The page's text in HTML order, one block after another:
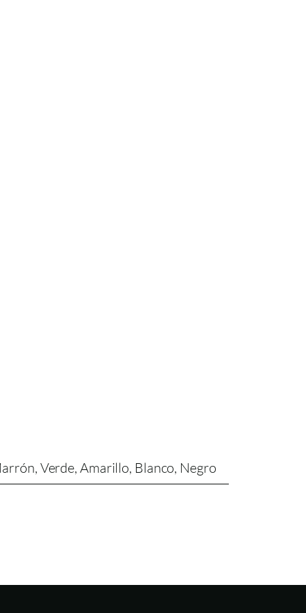
Verde, Amarillo, Blanco, Negro